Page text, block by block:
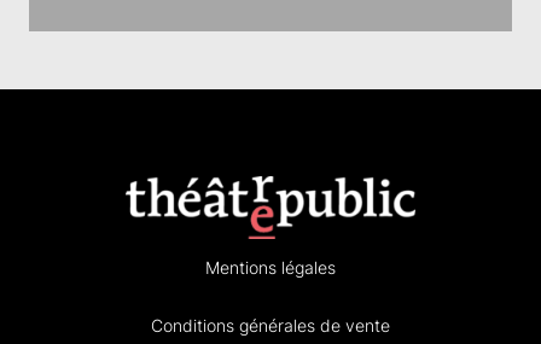
Mentions légales
Conditions générales de vente